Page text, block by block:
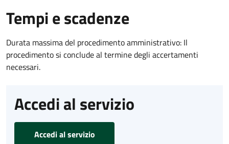
Tempi e scadenze
Durata massima del procedimento amministrativo: Il
procedimento si conclude al termine degli accertamenti
necessari.
Accedi al servizio
Accedi al servizio